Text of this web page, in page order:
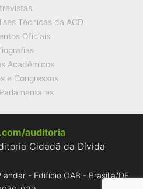
Técnicas da ACD
Oficiais
Acadêmicos
e Congressos
auditoria
Cidadã da Dívida
andar - Edifício OAB - Brasília/DF